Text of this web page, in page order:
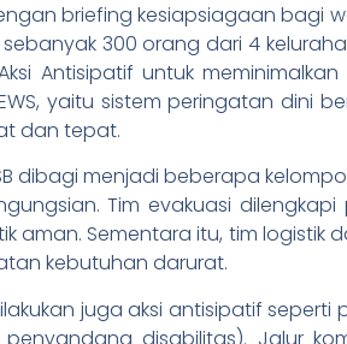
briefing kesiapsiagaan bagi
sebanyak 300 orang dari 4
Antisipatif untuk
yaitu sistem peringatan dini
dan tepat.
dibagi menjadi beberapa
Tim evakuasi
aman. Sementara itu, tim
kebutuhan darurat.
juga aksi antisipatif
disabilitas). Jalur